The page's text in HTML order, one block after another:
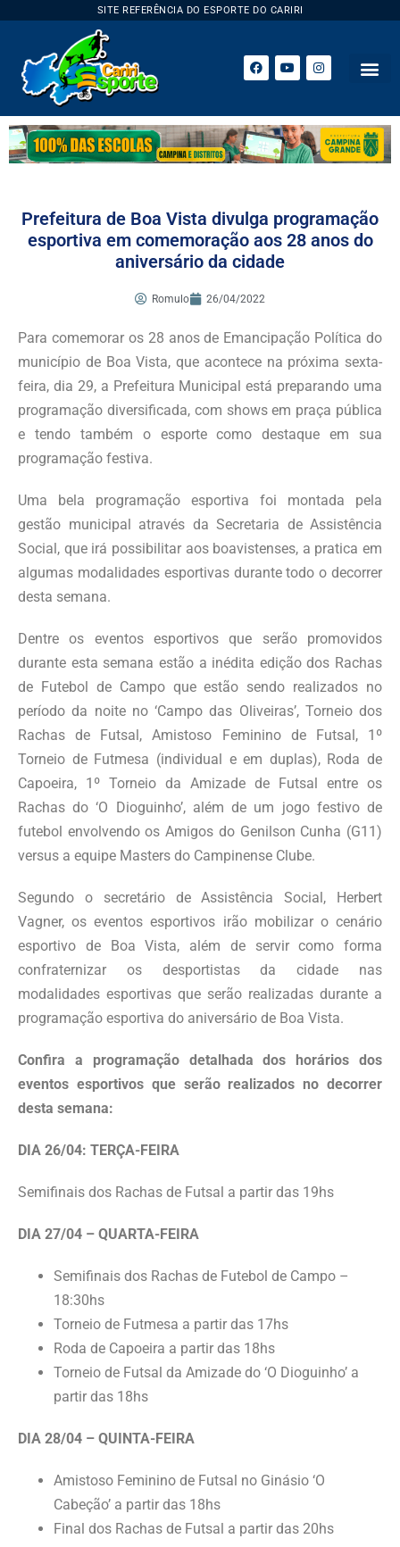
SITE REFERÊNCIA DO ESPORTE DO CARIRI
Prefeitura de Boa Vista divulga programação
esportiva em comemoração aos 28 anos do
aniversário da cidade
Romulo 26/04/2022
Para comemorar os 28 anos de Emancipação Política do
município de Boa Vista, que acontece na próxima sexta-
feira, dia 29, a Prefeitura Municipal está preparando uma
programação diversificada, com shows em praça pública
e tendo também o esporte como destaque em sua
programação festiva.
Uma bela programação esportiva foi montada pela
gestão municipal através da Secretaria de Assistência
Social, que irá possibilitar aos boavistenses, a pratica em
algumas modalidades esportivas durante todo o decorrer
desta semana.
Dentre os eventos esportivos que serão promovidos
durante esta semana estão a inédita edição dos Rachas
de Futebol de Campo que estão sendo realizados no
período da noite no ‘Campo das Oliveiras’, Torneio dos
Rachas de Futsal, Amistoso Feminino de Futsal, 1º
Torneio de Futmesa (individual e em duplas), Roda de
Capoeira, 1º Torneio da Amizade de Futsal entre os
Rachas do ‘O Dioguinho’, além de um jogo festivo de
futebol envolvendo os Amigos do Genilson Cunha (G11)
versus a equipe Masters do Campinense Clube.
Segundo o secretário de Assistência Social, Herbert
Vagner, os eventos esportivos irão mobilizar o cenário
esportivo de Boa Vista, além de servir como forma
confraternizar os desportistas da cidade nas
modalidades esportivas que serão realizadas durante a
programação esportiva do aniversário de Boa Vista.
Confira a programação detalhada dos horários dos
eventos esportivos que serão realizados no decorrer
desta semana:
DIA 26/04: TERÇA-FEIRA
Semifinais dos Rachas de Futsal a partir das 19hs
DIA 27/04 – QUARTA-FEIRA
Semifinais dos Rachas de Futebol de Campo –
18:30hs
Torneio de Futmesa a partir das 17hs
Roda de Capoeira a partir das 18hs
Torneio de Futsal da Amizade do ‘O Dioguinho’ a
partir das 18hs
DIA 28/04 – QUINTA-FEIRA
Amistoso Feminino de Futsal no Ginásio ‘O
Cabeção’ a partir das 18hs
Final dos Rachas de Futsal a partir das 20hs